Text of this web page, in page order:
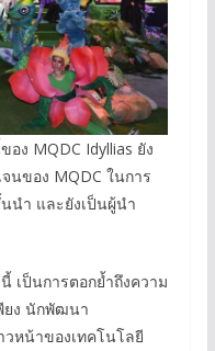
ง MQDC Idyllias ยัง
นของ MQDC ในการ
นำ และยังเป็นผู้นำ
เป็นการตอกย้ำถึงความ
ยง นักพัฒนา
หน้าของเทคโนโลยี